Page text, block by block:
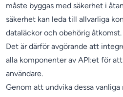
måste byggas med säkerhet i
säkerhet kan leda till allvarliga
dataläckor och obehörig åtkomst.
Det är därför avgörande att
alla komponenter av API:et för
användare.
Genom att undvika dessa vanliga